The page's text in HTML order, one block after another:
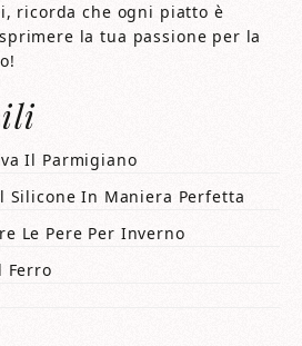
ricorda che ogni piatto è
la tua passione per la
Il Parmigiano
Silicone In Maniera Perfetta
Le Pere Per Inverno
Ferro